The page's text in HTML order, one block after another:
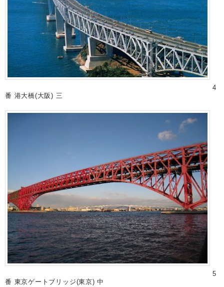
4
番 港大橋(大阪) 三
5
番 東京ゲートブリッジ(東京) 中